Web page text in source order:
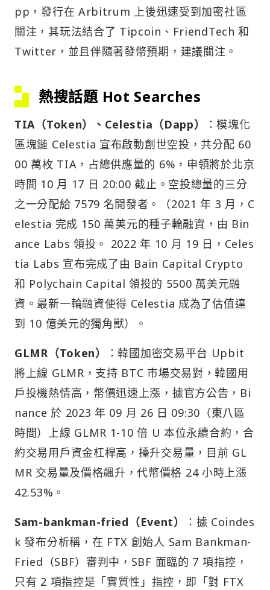
pp，發行在 Arbitrum 上後迅速受到加密社區
關注，其玩法結合了 Tipcoin、FriendTech 和
Twitter，並且伴隨著發幣預期，建議關注。
熱搜話題 Hot Searches
TIA（Token）、Celestia（Dapp）
：模塊化
區塊鏈 Celestia 宣布啟動創世空投，共分配 60
00 萬枚 TIA，占總供應量的 6%，申領將於北京
時間 10 月 17 日 20:00 截止。空投總量的三分
之一分配給 7579 名開發者。（2021 年 3 月，C
elestia 完成 150 萬美元的種子輪融資，由 Bin
ance Labs 領投。 2022 年 10 月 19 日，Celes
tia Labs 宣布完成了由 Bain Capital Crypto
和 Polychain Capital 領投的 5500 萬美元融
資。最新一輪融資使得 Celestia 成為了估值達
到 10 億美元的獨角獸）。
GLMR（Token）
：韓國加密交易平台 Upbit
將上線 GLMR，支持 BTC 市場交易對，韓國用
戶投機熱情高，幣價迅速上漲，據官方公告，Bi
nance 於 2023 年 09 月 26 日 09:30（東八區
時間）上線 GLMR 1-10 倍 U 本位永續合約，合
約交易用戶資金杠桿高，擡升交易量，目前 GL
MR 交易量及價格飆升，代幣價格 24 小時上漲
42.53%。
Sam-bankman-fried（Event）
：據 Coindes
k 發布分析稱，在 FTX 創始人 Sam Bankman-
Fried（SBF）審判中，SBF 面臨的 7 項指控，
只有 2 項指控是「實質性」指控，即「對 FTX